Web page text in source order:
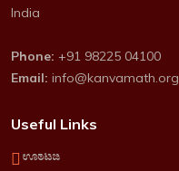
India
Phone: +91 98225 04100
Email: info@kanvamath.org
Useful Links
Home